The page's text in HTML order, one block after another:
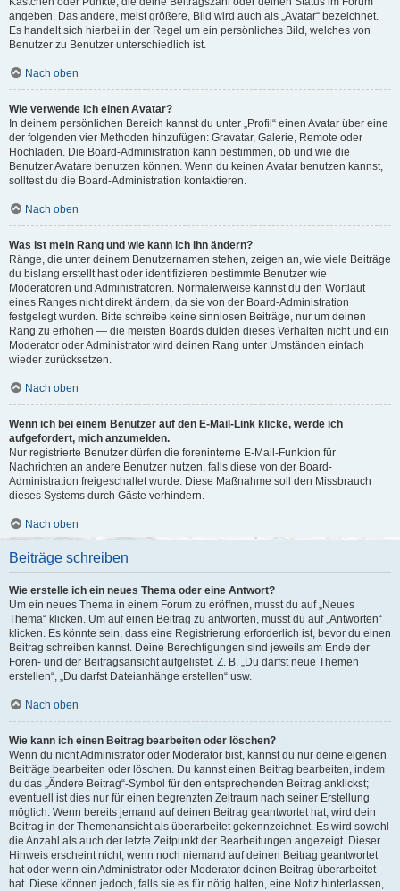
angeben. Das andere, meist größere, Bild wird auch als „Avatar“ bezeichnet.
Es handelt sich hierbei in der Regel um ein persönliches Bild, welches von
Benutzer zu Benutzer unterschiedlich ist.
Nach oben
Wie verwende ich einen Avatar?
In deinem persönlichen Bereich kannst du unter „Profil“ einen Avatar über eine
der folgenden vier Methoden hinzufügen: Gravatar, Galerie, Remote oder
Hochladen. Die Board-Administration kann bestimmen, ob und wie die
Benutzer Avatare benutzen können. Wenn du keinen Avatar benutzen kannst,
solltest du die Board-Administration kontaktieren.
Nach oben
Was ist mein Rang und wie kann ich ihn ändern?
Ränge, die unter deinem Benutzernamen stehen, zeigen an, wie viele Beiträge
du bislang erstellt hast oder identifizieren bestimmte Benutzer wie
Moderatoren und Administratoren. Normalerweise kannst du den Wortlaut
eines Ranges nicht direkt ändern, da sie von der Board-Administration
festgelegt wurden. Bitte schreibe keine sinnlosen Beiträge, nur um deinen
Rang zu erhöhen — die meisten Boards dulden dieses Verhalten nicht und ein
Moderator oder Administrator wird deinen Rang unter Umständen einfach
wieder zurücksetzen.
Nach oben
Wenn ich bei einem Benutzer auf den E-Mail-Link klicke, werde ich
aufgefordert, mich anzumelden.
Nur registrierte Benutzer dürfen die foreninterne E-Mail-Funktion für
Nachrichten an andere Benutzer nutzen, falls diese von der Board-
Administration freigeschaltet wurde. Diese Maßnahme soll den Missbrauch
dieses Systems durch Gäste verhindern.
Nach oben
Beiträge schreiben
Wie erstelle ich ein neues Thema oder eine Antwort?
Um ein neues Thema in einem Forum zu eröffnen, musst du auf „Neues
Thema“ klicken. Um auf einen Beitrag zu antworten, musst du auf „Antworten“
klicken. Es könnte sein, dass eine Registrierung erforderlich ist, bevor du einen
Beitrag schreiben kannst. Deine Berechtigungen sind jeweils am Ende der
Foren- und der Beitragsansicht aufgelistet. Z. B. „Du darfst neue Themen
erstellen“, „Du darfst Dateianhänge erstellen“ usw.
Nach oben
Wie kann ich einen Beitrag bearbeiten oder löschen?
Wenn du nicht Administrator oder Moderator bist, kannst du nur deine eigenen
Beiträge bearbeiten oder löschen. Du kannst einen Beitrag bearbeiten, indem
du das „Ändere Beitrag“-Symbol für den entsprechenden Beitrag anklickst;
eventuell ist dies nur für einen begrenzten Zeitraum nach seiner Erstellung
möglich. Wenn bereits jemand auf deinen Beitrag geantwortet hat, wird dein
Beitrag in der Themenansicht als überarbeitet gekennzeichnet. Es wird sowohl
die Anzahl als auch der letzte Zeitpunkt der Bearbeitungen angezeigt. Dieser
Hinweis erscheint nicht, wenn noch niemand auf deinen Beitrag geantwortet
hat oder wenn ein Administrator oder Moderator deinen Beitrag überarbeitet
hat. Diese können jedoch, falls sie es für nötig halten, eine Notiz hinterlassen,